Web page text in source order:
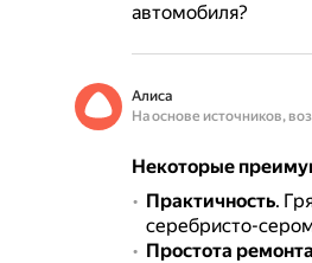
автомобиля?
Алиса
На основе источников,
Некоторые
Практичность.
серебристо-
Простота